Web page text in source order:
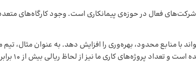
فعال در حوزه‌ی پیمانکاری است. وجود کارگاه‌های